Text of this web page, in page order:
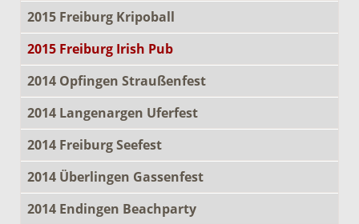
2015 Freiburg Kripoball
2015 Freiburg Irish Pub
2014 Opfingen Straußenfest
2014 Langenargen Uferfest
2014 Freiburg Seefest
2014 Überlingen Gassenfest
2014 Endingen Beachparty